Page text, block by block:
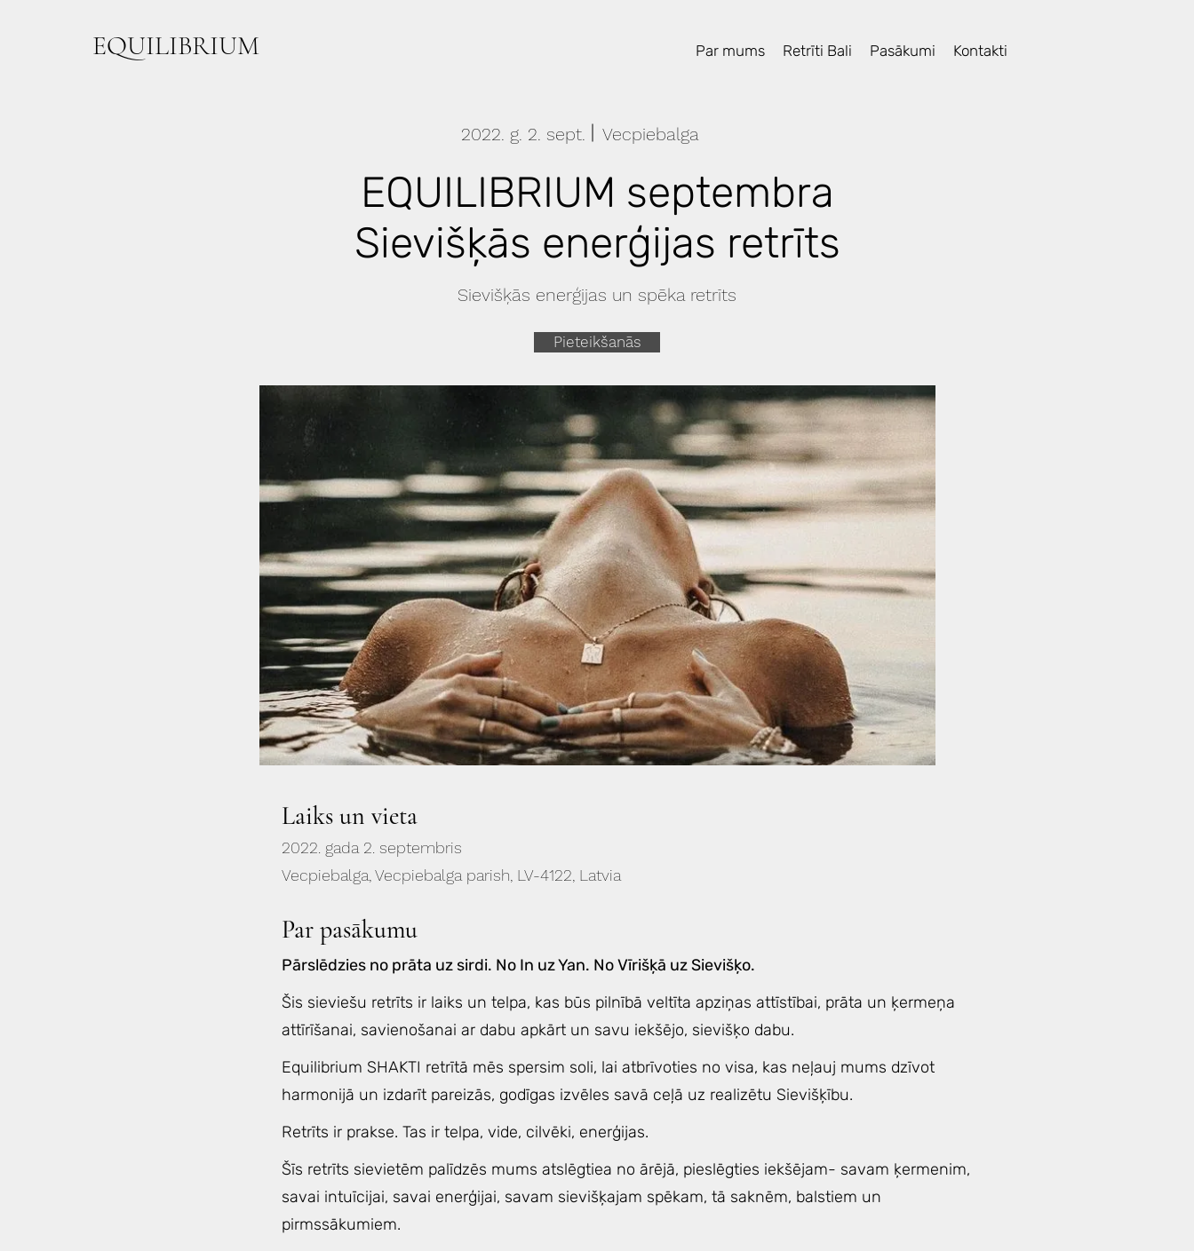
EQUILIBRIUM Par mums Retrīti Bali Pasākumi Kontakti
2022. g. 2. sept. Vecpiebalga
EQUILIBRIUM septembra
Sievišķās enerģijas retrīts
Sievišķās enerģijas un spēka retrīts
Pieteikšanās
Laiks un vieta
2022. gada 2. septembris
Vecpiebalga, Vecpiebalga parish, LV-4122, Latvia
Par pasākumu
Pārslēdzies no prāta uz sirdi. No In uz Yan. No Vīrišķā uz Sievišķo.
Šis sieviešu retrīts ir laiks un telpa, kas būs pilnībā veltīta apziņas attīstībai, prāta un ķermeņa
attīrīšanai, savienošanai ar dabu apkārt un savu iekšējo, sievišķo dabu.
Equilibrium SHAKTI retrītā mēs spersim soli, lai atbrīvoties no visa, kas neļauj mums dzīvot
harmonijā un izdarīt pareizās, godīgas izvēles savā ceļā uz realizētu Sievišķību.
Retrīts ir prakse. Tas ir telpa, vide, cilvēki, enerģijas.
Šīs retrīts sievietēm palīdzēs mums atslēgtiea no ārējā, pieslēgties iekšējam- savam ķermenim,
savai intuīcijai, savai enerģijai, savam sievišķajam spēkam, tā saknēm, balstiem un
pirmssākumiem.